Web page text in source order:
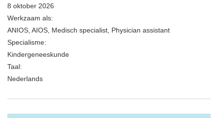
8 oktober 2026
Werkzaam als:
ANIOS, AIOS, Medisch specialist, Physician assistant
Specialisme:
Kindergeneeskunde
Taal:
Nederlands